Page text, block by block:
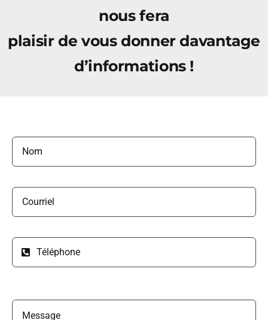
nous fera
plaisir de vous donner davantage
d’informations !